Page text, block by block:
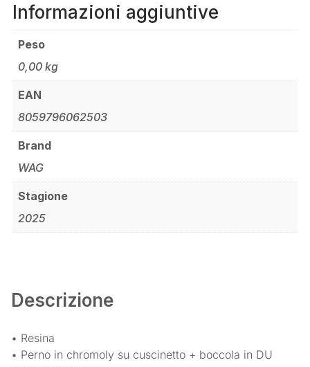
Informazioni aggiuntive
Peso
0,00 kg
EAN
8059796062503
Brand
WAG
Stagione
2025
Descrizione
• Resina
• Perno in chromoly su cuscinetto + boccola in DU